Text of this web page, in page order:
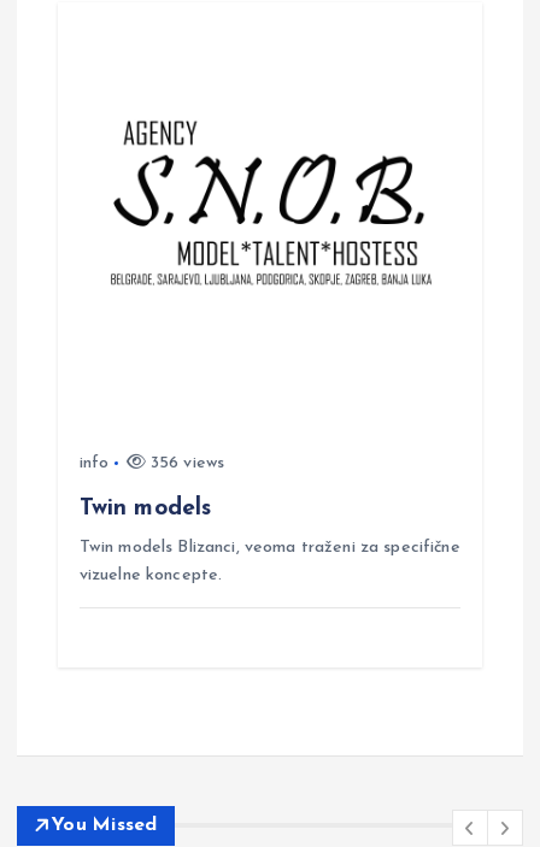
info 356 views
Twin models
Twin models Blizanci, veoma traženi za specifične
vizuelne koncepte.
You Missed